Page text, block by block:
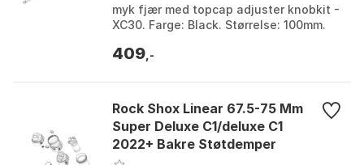
myk fjær med topcap adjuster knobkit -
XC30. Farge: Black. Størrelse: 100mm.
409 ,-
Rock Shox Linear 67.5-75 Mm
Super Deluxe C1/deluxe C1
2022+ Bakre Støtdemper